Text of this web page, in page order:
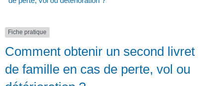
Fiche pratique
Comment obtenir un second livret
de famille en cas de perte, vol ou